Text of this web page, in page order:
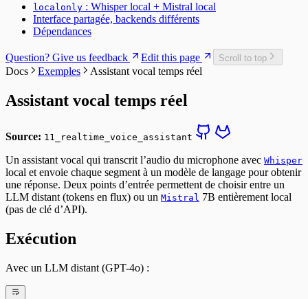
localonly : Whisper local + Mistral local
Interface partagée, backends différents
Dépendances
Question? Give us feedback Edit this page Scroll to top
Docs Exemples Assistant vocal temps réel
Assistant vocal temps réel
Source: 11_realtime_voice_assistant
Un assistant vocal qui transcrit l’audio du microphone avec Whisper
local et envoie chaque segment à un modèle de langage pour obtenir
une réponse. Deux points d’entrée permettent de choisir entre un
LLM distant (tokens en flux) ou un Mistral 7B entièrement local
(pas de clé d’API).
Exécution
Avec un LLM distant (GPT-4o) :